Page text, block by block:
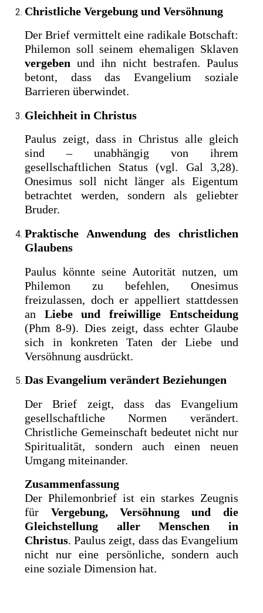
Christliche Vergebung und Versöhnung
Der Brief vermittelt eine radikale Botschaft:
Philemon soll seinem ehemaligen Sklaven
vergeben und ihn nicht bestrafen. Paulus
betont, dass das Evangelium soziale
Barrieren überwindet.
Gleichheit in Christus
Paulus zeigt, dass in Christus alle gleich
sind – unabhängig von ihrem
gesellschaftlichen Status (vgl. Gal 3,28).
Onesimus soll nicht länger als Eigentum
betrachtet werden, sondern als geliebter
Bruder.
Praktische Anwendung des christlichen
Glaubens
Paulus könnte seine Autorität nutzen, um
Philemon zu befehlen, Onesimus
freizulassen, doch er appelliert stattdessen
an Liebe und freiwillige Entscheidung
(Phm 8-9). Dies zeigt, dass echter Glaube
sich in konkreten Taten der Liebe und
Versöhnung ausdrückt.
Das Evangelium verändert Beziehungen
Der Brief zeigt, dass das Evangelium
gesellschaftliche Normen verändert.
Christliche Gemeinschaft bedeutet nicht nur
Spiritualität, sondern auch einen neuen
Umgang miteinander.
Zusammenfassung
Der Philemonbrief ist ein starkes Zeugnis
für Vergebung, Versöhnung und die
Gleichstellung aller Menschen in
Christus. Paulus zeigt, dass das Evangelium
nicht nur eine persönliche, sondern auch
eine soziale Dimension hat.